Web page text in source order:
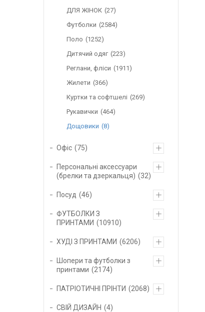
ДЛЯ ЖІНОК 27
Футболки
2584
Поло
1252
Дитячий одяг 223
Реглани, фліси
1911
Жилети
366
Куртки та софтшелі
269
Рукавички
464
Дощовики
8
Офіс 75
Персональні аксессуари
(брелки та дзеркальця)
32
Посуд 46
ФУТБОЛКИ З
ПРИНТАМИ
10910
ХУДІ З ПРИНТАМИ 6206
Шопери та футболки з
принтами
2174
ПАТРІОТИЧНІ ПРІНТИ 2068
СВІЙ ДИЗАЙН 4